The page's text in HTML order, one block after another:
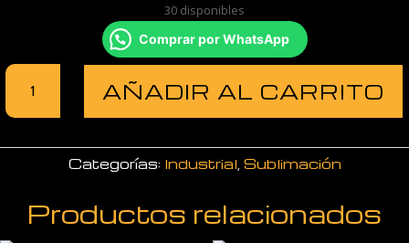
30 disponibles
Comprar por WhatsApp
MUG
OREJA
CORAZON
AÑADIR AL CARRITO
Categorías: Industrial Sublimación
Productos relacionados